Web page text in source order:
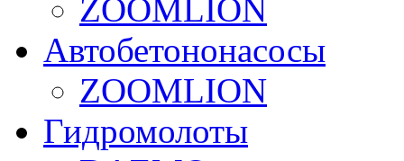
ZOOMLION
Автобетононасосы
ZOOMLION
Гидромолоты